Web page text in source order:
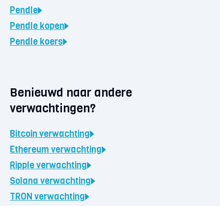
Pendle
Pendle kopen
Pendle koers
Benieuwd naar andere
verwachtingen?
Bitcoin verwachting
Ethereum verwachting
Rippleverwachting
Solana verwachting
TRON verwachting